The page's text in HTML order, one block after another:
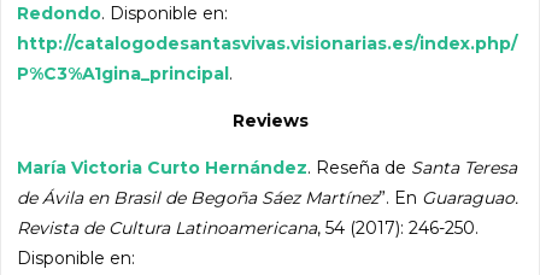
Redondo. Disponible en:
http://catalogodesantasvivas.visionarias.es/index.php/
P%C3%A1gina_principal.
Reviews
María Victoria Curto Hernández. Reseña de Santa Teresa
de Ávila en Brasil de Begoña Sáez Martínez”. En Guaraguao.
Revista de Cultura Latinoamericana, 54 (2017): 246-250.
Disponible en: